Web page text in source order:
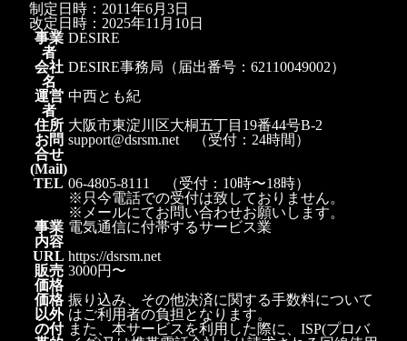
制定日時：2011年6月3日
改定日時：2025年11月10日
事業
者
DESIRE
会社
名
DESIRE事務局（届出番号：62110049002）
運営
者
中西とも紀
住所 大阪市東淀川区大桐五丁目19番44号B-2
お問
合せ
(Mail)
support@dsrsm.net （受付：24時間）
TEL 06-4805-8111 （受付：10時〜18時）
※只今電話での受付は致しておりません。
※メールにてお問い合わせお願いします。
事業
内容
電気通信に付帯するサービス業
URL https://dsrsm.net
販売
価格
3000円〜
価格
以外
の付
振り込み、その他決済に関する手数料について
はご利用者の負担となります。
また、本サービスを利用した際に、ISP(プロバ